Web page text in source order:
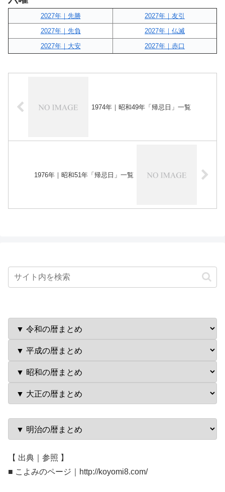
2027年｜先勝
2027年｜友引
2027年｜先負
2027年｜仏滅
2027年｜大安
2027年｜赤口
1974年｜昭和49年「帰忌日」一覧
1976年｜昭和51年「帰忌日」一覧
【 出典｜参照 】
■ こよみのページ｜http://koyomi8.com/